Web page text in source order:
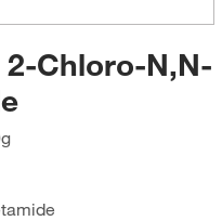
2-Chloro-N,N-